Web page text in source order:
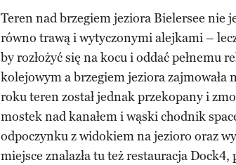
Teren nad brzegiem jeziora Bielersee nie
równo trawą i wytyczonymi alejkami –
by rozłożyć się na kocu i oddać pełnemu
kolejowym a brzegiem jeziora zajmowała
roku teren został jednak przekopany i
mostek nad kanałem i wąski chodnik
odpoczynku z widokiem na jezioro oraz
miejsce znalazła tu też restauracja